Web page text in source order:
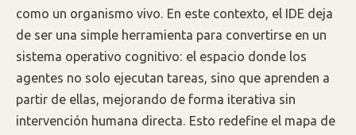
como un organismo vivo. En este contexto, el IDE deja
de ser una simple herramienta para convertirse en un
sistema operativo cognitivo: el espacio donde los
agentes no solo ejecutan tareas, sino que aprenden a
partir de ellas, mejorando de forma iterativa sin
intervención humana directa. Esto redefine el mapa de